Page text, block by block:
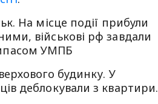
На місце події прибули
військові рф завдали
УМПБ
будинку. У
деблокували з квартири.